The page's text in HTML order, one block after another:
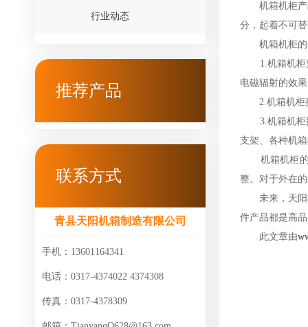
行业动态
推荐产品
联系方式
青县天阳机箱制造有限公司
手机：13601164341
电话：0317-4374022 4374308
传真：0317-4378309
机箱机柜产品
分，起着不可
机箱机柜的整
1.机箱机柜坚
电磁辐射的效
2.机箱机柜提
3.机箱机柜提
支架、各种机
机箱机柜的
整。对于外在
未来，天阳将
件产品都是高
此文章由